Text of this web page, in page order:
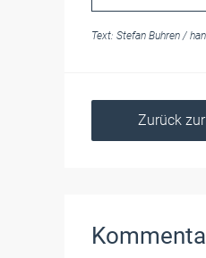
Text: Stefan Buhren /
Zurück